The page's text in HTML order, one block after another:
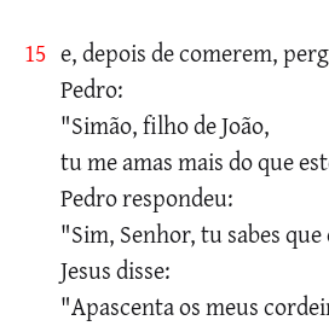
15 e, depois de comerem,
Pedro:
"Simão, filho de João,
tu me amas mais do que
Pedro respondeu:
"Sim, Senhor, tu sabes
Jesus disse:
"Apascenta os meus